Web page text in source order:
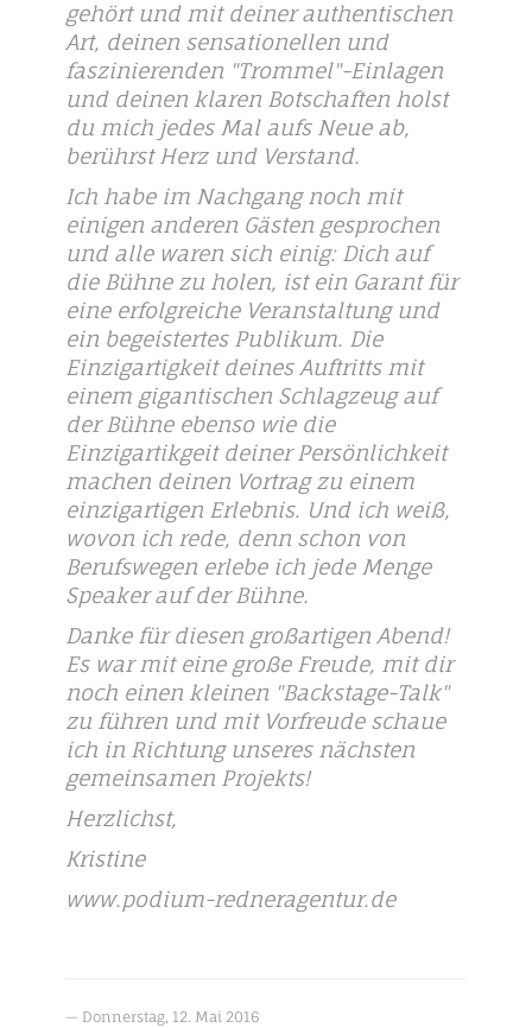
gehört und mit deiner authentischen
Art, deinen sensationellen und
faszinierenden "Trommel"-Einlagen
und deinen klaren Botschaften holst
du mich jedes Mal aufs Neue ab,
berührst Herz und Verstand.
Ich habe im Nachgang noch mit
einigen anderen Gästen gesprochen
und alle waren sich einig: Dich auf
die Bühne zu holen, ist ein Garant für
eine erfolgreiche Veranstaltung und
ein begeistertes Publikum. Die
Einzigartigkeit deines Auftritts mit
einem gigantischen Schlagzeug auf
der Bühne ebenso wie die
Einzigartikgeit deiner Persönlichkeit
machen deinen Vortrag zu einem
einzigartigen Erlebnis. Und ich weiß,
wovon ich rede, denn schon von
Berufswegen erlebe ich jede Menge
Speaker auf der Bühne.
Danke für diesen großartigen Abend!
Es war mit eine große Freude, mit dir
noch einen kleinen "Backstage-Talk"
zu führen und mit Vorfreude schaue
ich in Richtung unseres nächsten
gemeinsamen Projekts!
Herzlichst,
Kristine
www.podium-redneragentur.de
Donnerstag, 12. Mai 2016